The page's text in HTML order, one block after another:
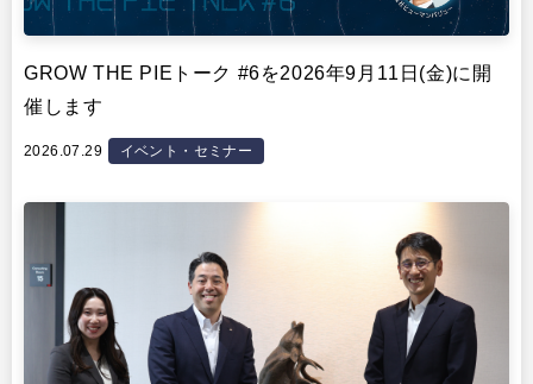
GROW THE PIEトーク #6を2026年9月11日(金)に開
催します
2026.07.29 イベント・セミナー